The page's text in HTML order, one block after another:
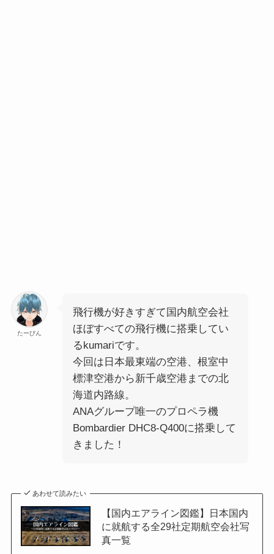
たーびん
飛行機が好きすぎて国内航空会社
ほぼすべての飛行機に搭乗してい
るkumariです。
今回は日本最東端の空港、根室中
標津空港から新千歳空港までの北
海道内路線。
ANAグループ唯一のプロペラ機
Bombardier DHC8-Q400に搭乗して
きました！
あわせて読みたい
【国内エアライン図鑑】日本国内
に就航する全29社定期航空会社写
真一覧